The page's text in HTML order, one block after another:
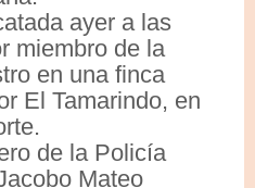
ayer a las
miembro de la
en una finca
El Tamarindo, en
de la Policía
Mateo